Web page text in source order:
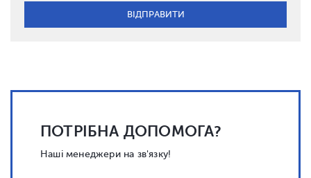
ПОТРІБНА ДОПОМОГА?
Наші менеджери на зв'язку!